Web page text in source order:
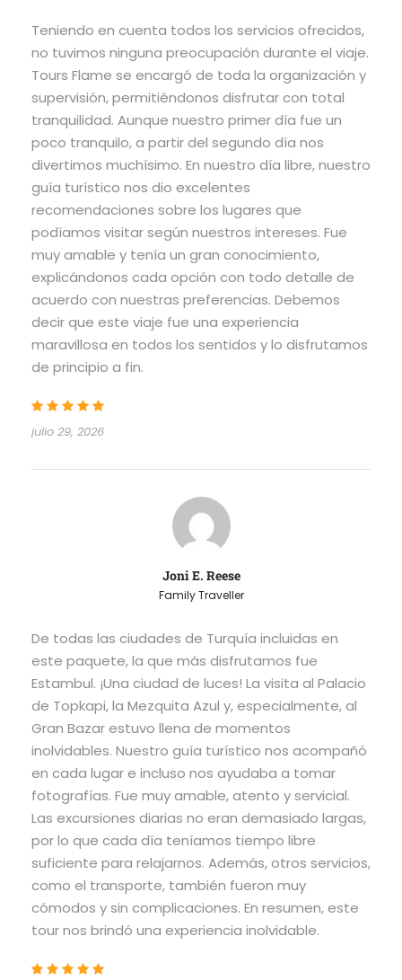
Teniendo en cuenta todos los servicios ofrecidos,
no tuvimos ninguna preocupación durante el viaje.
Tours Flame se encargó de toda la organización y
supervisión, permitiéndonos disfrutar con total
tranquilidad. Aunque nuestro primer día fue un
poco tranquilo, a partir del segundo día nos
divertimos muchísimo. En nuestro día libre, nuestro
guía turístico nos dio excelentes
recomendaciones sobre los lugares que
podíamos visitar según nuestros intereses. Fue
muy amable y tenía un gran conocimiento,
explicándonos cada opción con todo detalle de
acuerdo con nuestras preferencias. Debemos
decir que este viaje fue una experiencia
maravillosa en todos los sentidos y lo disfrutamos
de principio a fin.
julio 29, 2026
Joni E. Reese
Family Traveller
De todas las ciudades de Turquía incluidas en
este paquete, la que más disfrutamos fue
Estambul. ¡Una ciudad de luces! La visita al Palacio
de Topkapi, la Mezquita Azul y, especialmente, al
Gran Bazar estuvo llena de momentos
inolvidables. Nuestro guía turístico nos acompañó
en cada lugar e incluso nos ayudaba a tomar
fotografías. Fue muy amable, atento y servicial.
Las excursiones diarias no eran demasiado largas,
por lo que cada día teníamos tiempo libre
suficiente para relajarnos. Además, otros servicios,
como el transporte, también fueron muy
cómodos y sin complicaciones. En resumen, este
tour nos brindó una experiencia inolvidable.